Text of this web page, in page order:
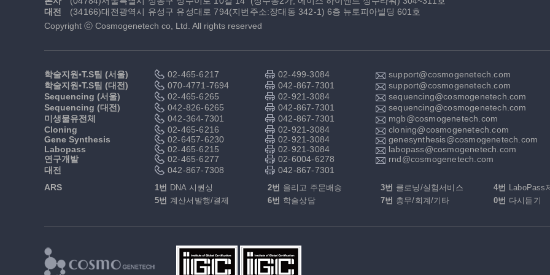
대전
(34166)대전광역시 유성구 유성대로 794(지번주소:장대동 342-1)6층 뉴토피아빌딩 601호
Copyright ⓒ Cosmogenetech co, Ltd. All rights reserved
학술지원▪T.S팀 (서울) 02-465-6217 02-499-3084
support@cosmogenetech.com
학술지원▪T.S팀 (대전)
070-4771-7694 042-867-7301
support@cosmogenetech.com
Sequencing (서울)
02-465-6265 02-921-3084
sequencing@cosmogenetech.com
Sequencing (대전)
042-826-6265 042-867-7301
sequencing@cosmogenetech.com
미생물유전체
042-364-7301 042-867-7301
mgb@cosmogenetech.com
Cloning
02-465-6216 02-921-3084
cloning@cosmogenetech.com
Gene Synthesis
02-6457-6230 02-921-3084
genesynthesis@cosmogenetech.com
Labopass
02-465-6215 02-921-3084
labopass@cosmogenetech.com
연구개발
02-465-6277 02-6004-6278
rnd@cosmogenetech.com
대전
042-867-7308
042-867-7301
ARS
1번 DNA 시퀀싱 2번 올리고 주문배송 3번 클로닝/실험서비스 4번 LaboPass
5번 계산서발행/결제 6번 학술상담 7번 총무/회계/기타 0번 다시듣기